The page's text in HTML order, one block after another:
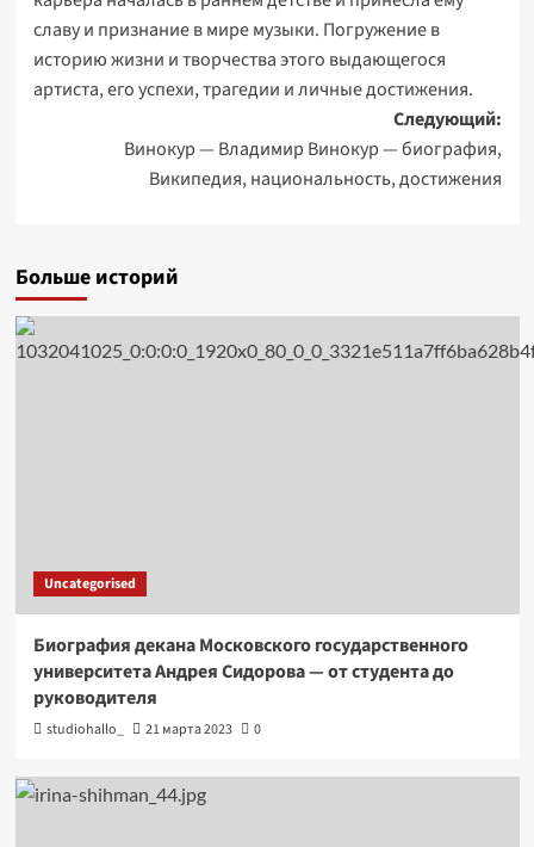
славу и признание в мире музыки. Погружение в
историю жизни и творчества этого выдающегося
артиста, его успехи, трагедии и личные достижения.
Следующий:
Винокур — Владимир Винокур — биография,
Википедия, национальность, достижения
Больше историй
Uncategorised
Биография декана Московского государственного
университета Андрея Сидорова — от студента до
руководителя
studiohallo_ 21 марта 2023 0